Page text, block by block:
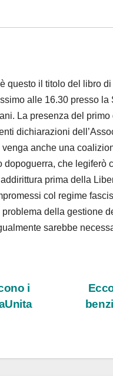
questo il titolo del libro
alle 16.30 presso
La presenza del
dichiarazioni
anche una
che legiferò
prima della
col regime
della gestione
sarebbe
i